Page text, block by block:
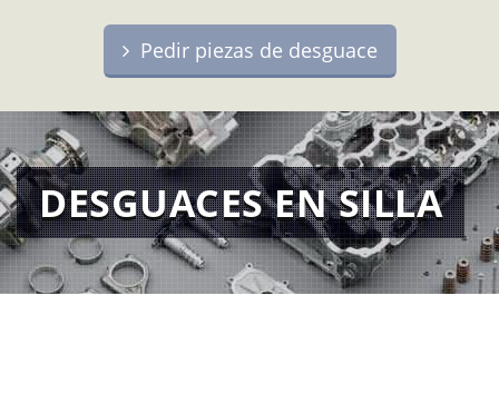
Pedir piezas de desguace
DESGUACES EN SILLA